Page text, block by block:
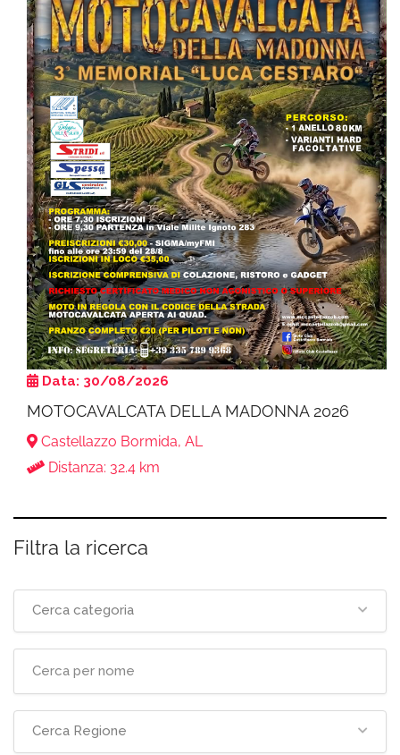
Data: 30/08/2026
MOTOCAVALCATA DELLA MADONNA 2026
Castellazzo Bormida, AL
Distanza: 32.4 km
Filtra la ricerca
Cerca categoria
Cerca Regione